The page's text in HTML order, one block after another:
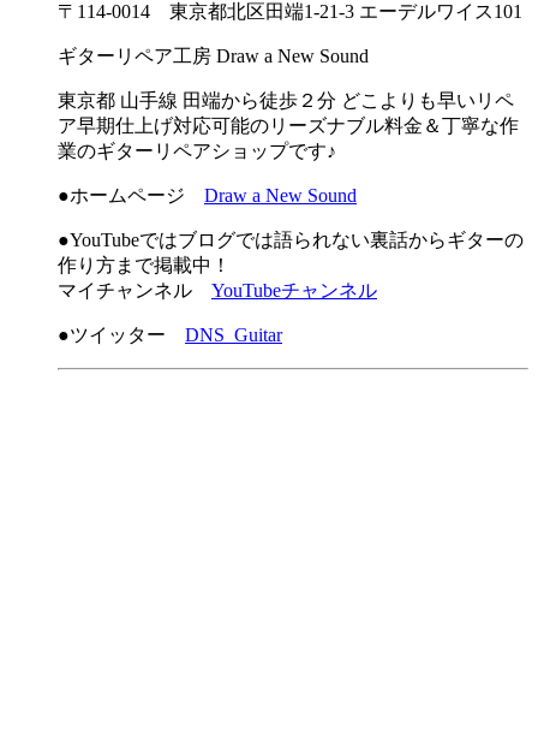
〒114-0014 東京都北区田端1-21-3 エーデルワイス101
ギターリペア工房 Draw a New Sound
東京都 山手線 田端から徒歩２分 どこよりも早いリペ
ア早期仕上げ対応可能のリーズナブル料金＆丁寧な作
業のギターリペアショップです♪
●ホームページ Draw a New Sound
●YouTubeではブログでは語られない裏話からギターの
作り方まで掲載中！
マイチャンネル YouTubeチャンネル
●ツイッター DNS_Guitar